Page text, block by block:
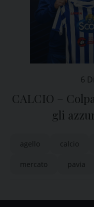
6
CALCIO –
gli
agello calcio
mercato pavia